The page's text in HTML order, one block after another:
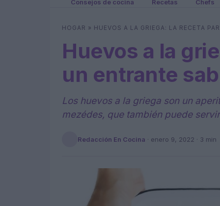
Consejos de cocina Recetas Chefs
HOGAR » HUEVOS A LA GRIEGA: LA RECETA
Huevos a la
un entrante
Los huevos a la griega son un
mezédes, que también puede
Redacción En Cocina · enero 9, 2022 · 3 min